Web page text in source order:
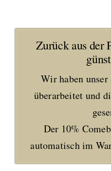
Zurück aus der
Wir haben
überarbeitet und
Der 10%
automatisch im